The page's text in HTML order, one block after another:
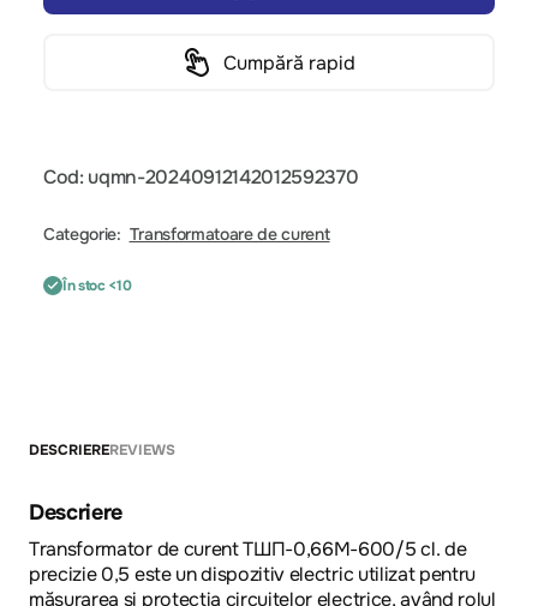
Cumpără rapid
Cod: uqmn-20240912142012592370
Categorie: Transformatoare de curent
În stoc <10
DESCRIEREREVIEWS
Descriere
Transformator de curent ТШП-0,66М-600/5 cl. de
precizie 0,5 este un dispozitiv electric utilizat pentru
măsurarea și protecția circuitelor electrice, având rolul